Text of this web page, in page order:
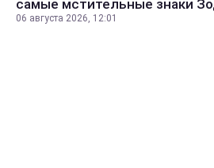
самые мстительные знаки
06 августа 2026, 12:01